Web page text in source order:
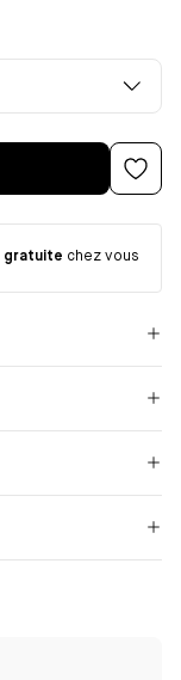
gratuite chez vous